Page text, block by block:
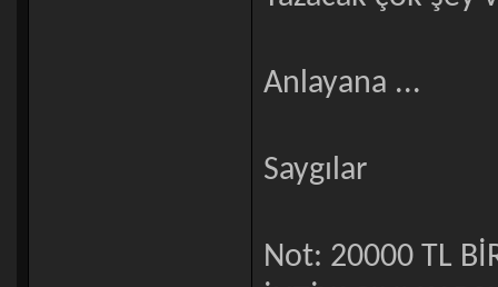
Anlayana ...
Saygılar
Not: 20000 TL